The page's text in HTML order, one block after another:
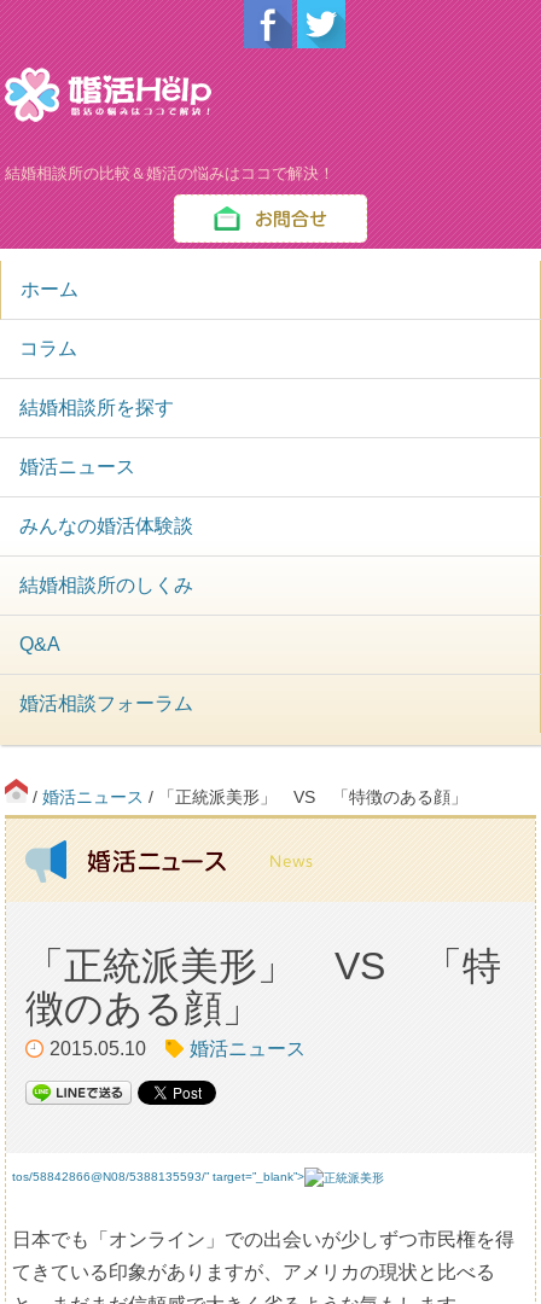
結婚相談所の比較＆婚活の悩みはココで解決！
ホーム
コラム
結婚相談所を探す
婚活ニュース
みんなの婚活体験談
結婚相談所のしくみ
Q&A
婚活相談フォーラム
/婚活ニュース / 「正統派美形」 VS 「特徴のある顔」
「正統派美形」 VS 「特
徴のある顔」
2015.05.10 婚活ニュース
tos/58842866@N08/5388135593/” target=”_blank”>
日本でも「オンライン」での出会いが少しずつ市民権を得
てきている印象がありますが、アメリカの現状と比べる